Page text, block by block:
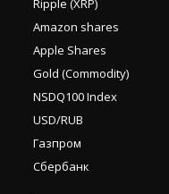
Ripple (XRP)
Amazon shares
Apple Shares
Gold (Commodity)
NSDQ100 Index
USD/RUB
Газпром
Сбербанк